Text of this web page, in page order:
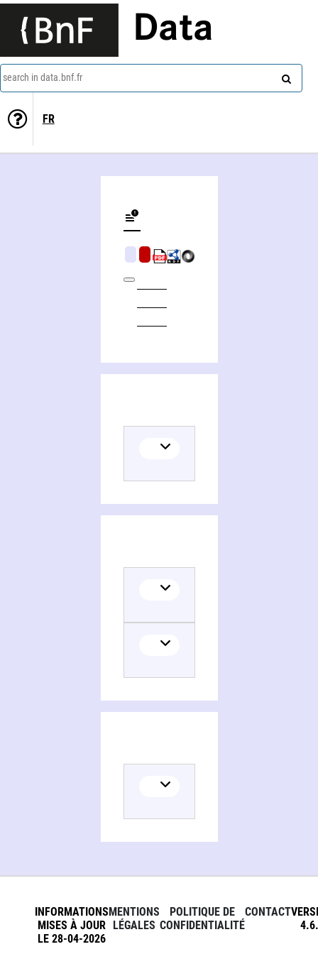
Data
search in data.bnf.fr
FR
INFORMATIONS
MISES À JOUR
LE 28-04-2026
MENTIONS
LÉGALES
POLITIQUE DE
CONFIDENTIALITÉ
CONTACT